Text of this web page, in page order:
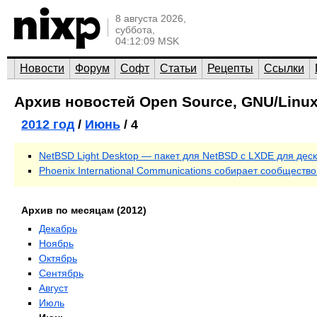
8 августа 2026,
суббота,
04:12:09 MSK
Новости Форум Софт Статьи Рецепты Ссылки
Архив новостей Open Source, GNU/
2012 год/ Июнь / 4
NetBSD Light Desktop — пакет для NetBSD с LXDE для
Phoenix International Communications собирает сообщество
Архив по месяцам (2012)
Декабрь
Ноябрь
Октябрь
Сентябрь
Август
Июль